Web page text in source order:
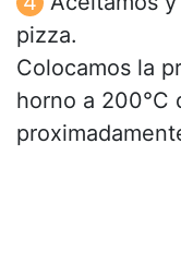
pizza.
Colocamos la
horno a 200°C